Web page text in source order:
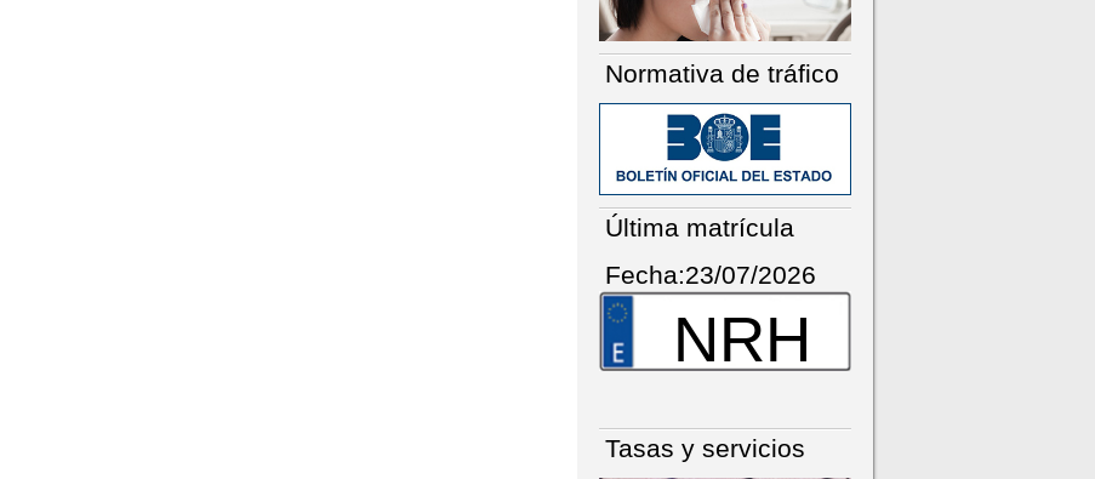
Normativa de tráfico
Última matrícula
Fecha:23/07/2026
NRH
Tasas y servicios